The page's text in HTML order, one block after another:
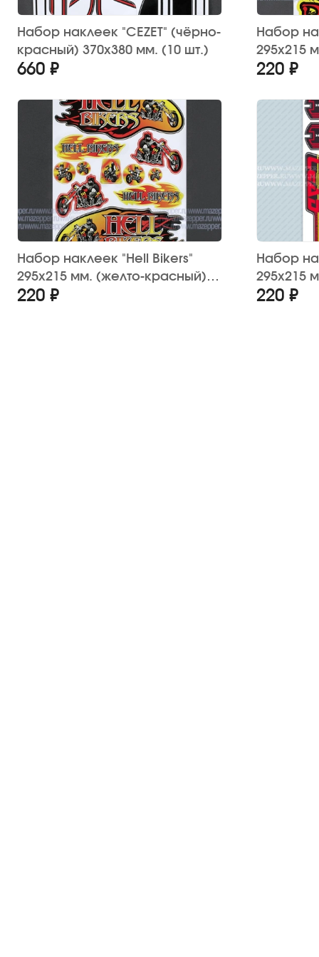
Набор наклеек "CEZET" (чёрно-
красный) 370х380 мм. (10 шт.)
660 ₽
Набор
295х215
12 шт.
220 ₽
Набор наклеек "Hell Bikers"
295х215 мм. (желто-красный)
12 шт.
220 ₽
Набор
295х215
(6 шт.)
220 ₽